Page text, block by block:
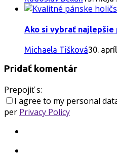
Ako si vybrať najlepšie
Michaela Tišková30.
Pridať komentár
Prepojiť s:
I agree to my personal
per Privacy Policy